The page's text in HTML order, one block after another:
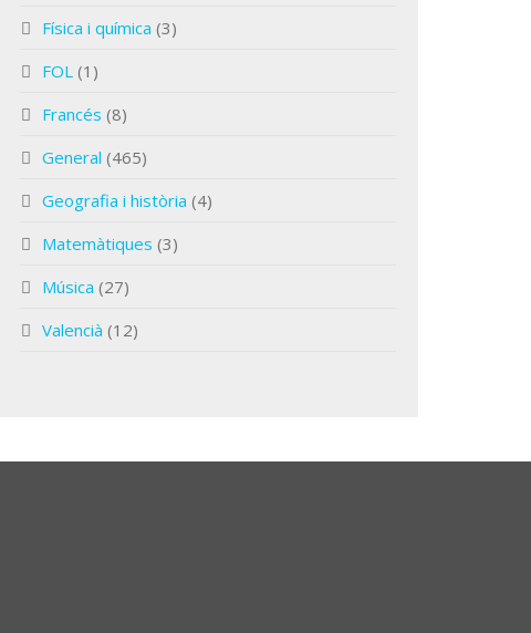
Física i química (3)
FOL (1)
Francés (8)
General (465)
Geografia i història (4)
Matemàtiques (3)
Música (27)
Valencià (12)